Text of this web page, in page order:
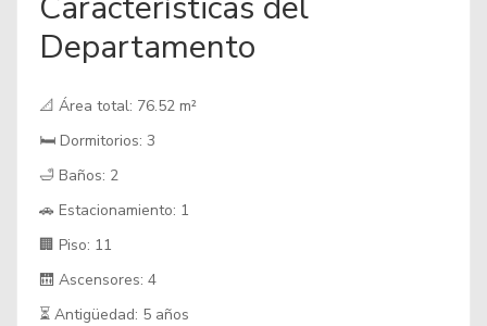
Departamento
📐 Área total: 76.52 m²
🛏️ Dormitorios: 3
🛁 Baños: 2
🚗 Estacionamiento: 1
🏢 Piso: 11
🛗 Ascensores: 4
⏳ Antigüedad: 5 años